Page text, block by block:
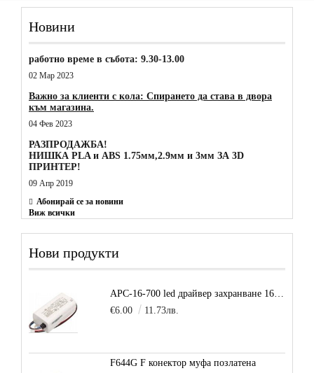
Новини
работно време в събота: 9.30-13.00
02 Мар 2023
Важно за клиенти с кола: Спирането да става в двора
към магазина.
04 Фев 2023
РАЗПРОДАЖБА!
НИШКА PLA и ABS 1.75мм,2.9мм и 3мм ЗА 3D
ПРИНТЕР!
09 Апр 2019
Абонирай се за новини
Виж всички
Нови продукти
APC-16-700 led драйвер захранване 16.8W 700mA
€6.00
11.73лв.
F644G F конектор муфа позлатена